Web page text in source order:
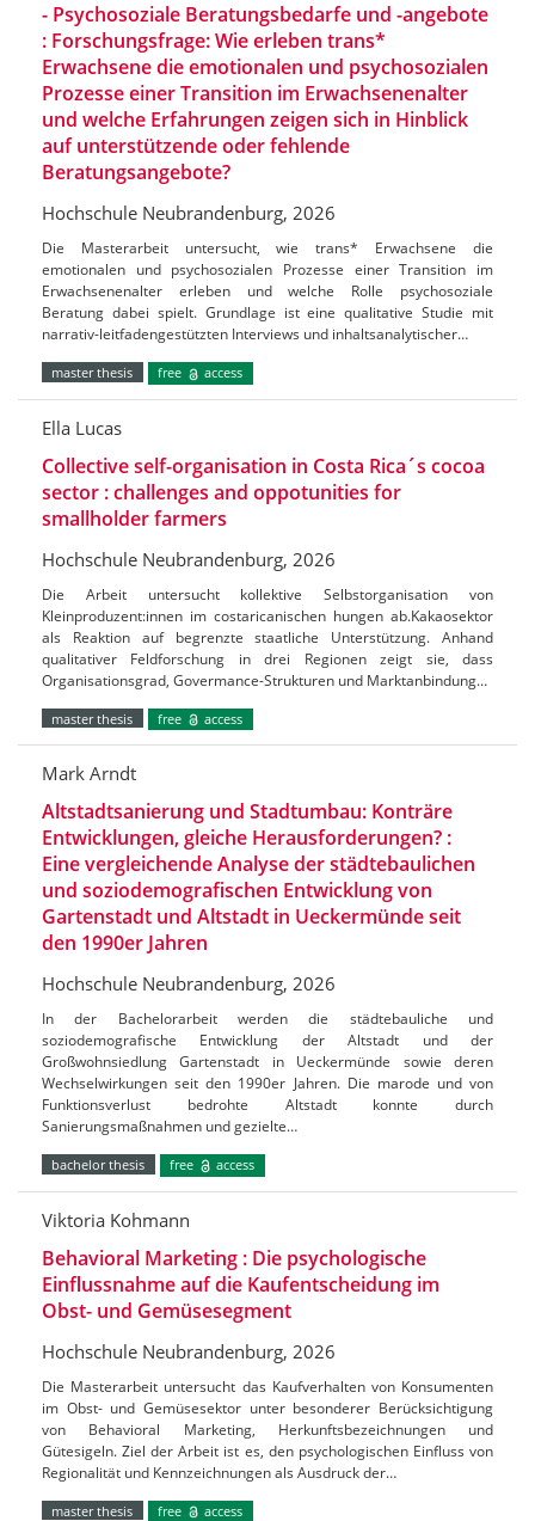
- Psychosoziale Beratungsbedarfe und -angebote
: Forschungsfrage: Wie erleben trans*
Erwachsene die emotionalen und psychosozialen
Prozesse einer Transition im Erwachsenenalter
und welche Erfahrungen zeigen sich in Hinblick
auf unterstützende oder fehlende
Beratungsangebote?
Hochschule Neubrandenburg, 2026
Die Masterarbeit untersucht, wie trans* Erwachsene die
emotionalen und psychosozialen Prozesse einer Transition im
Erwachsenenalter erleben und welche Rolle psychosoziale
Beratung dabei spielt. Grundlage ist eine qualitative Studie mit
narrativ-leitfadengestützten Interviews und inhaltsanalytischer…
master thesis free access
Ella Lucas
Collective self-organisation in Costa Rica´s cocoa
sector : challenges and oppotunities for
smallholder farmers
Hochschule Neubrandenburg, 2026
Die Arbeit untersucht kollektive Selbstorganisation von
Kleinproduzent:innen im costaricanischen hungen ab.Kakaosektor
als Reaktion auf begrenzte staatliche Unterstützung. Anhand
qualitativer Feldforschung in drei Regionen zeigt sie, dass
Organisationsgrad, Govermance-Strukturen und Marktanbindung…
master thesis free access
Mark Arndt
Altstadtsanierung und Stadtumbau: Konträre
Entwicklungen, gleiche Herausforderungen? :
Eine vergleichende Analyse der städtebaulichen
und soziodemografischen Entwicklung von
Gartenstadt und Altstadt in Ueckermünde seit
den 1990er Jahren
Hochschule Neubrandenburg, 2026
In der Bachelorarbeit werden die städtebauliche und
soziodemografische Entwicklung der Altstadt und der
Großwohnsiedlung Gartenstadt in Ueckermünde sowie deren
Wechselwirkungen seit den 1990er Jahren. Die marode und von
Funktionsverlust bedrohte Altstadt konnte durch
Sanierungsmaßnahmen und gezielte…
bachelor thesis free access
Viktoria Kohmann
Behavioral Marketing : Die psychologische
Einflussnahme auf die Kaufentscheidung im
Obst- und Gemüsesegment
Hochschule Neubrandenburg, 2026
Die Masterarbeit untersucht das Kaufverhalten von Konsumenten
im Obst- und Gemüsesektor unter besonderer Berücksichtigung
von Behavioral Marketing, Herkunftsbezeichnungen und
Gütesigeln. Ziel der Arbeit ist es, den psychologischen Einfluss von
Regionalität und Kennzeichnungen als Ausdruck der…
master thesis free access